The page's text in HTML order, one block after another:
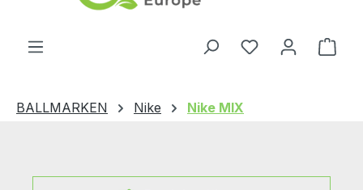
BALLMARKEN Nike Nike MIX